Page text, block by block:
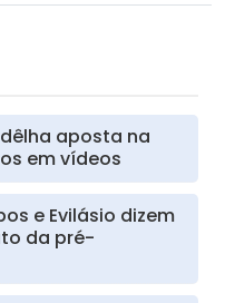
aposta na
em vídeos
e Evilásio dizem
da pré-